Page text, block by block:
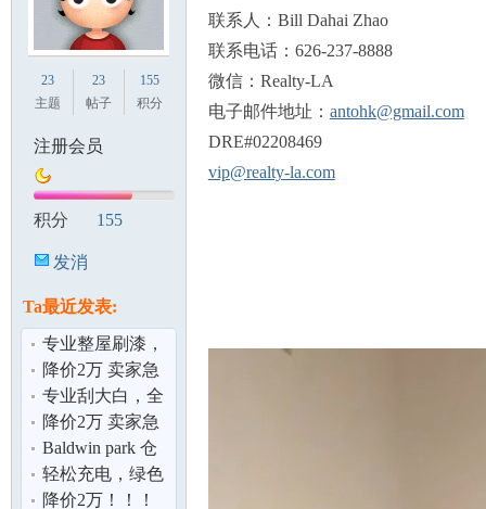
23
主题
23
帖子
155
积分
注册会员
积分 155
发消
Ta最近发表:
专业整屋刷漆，
为您打造完美家
居空间 ！
降价2万 卖家急
售2% 佣金！
专业刮大白，全
面呵护您的家居
环境！！
降价2万 卖家急
售2% 佣金！
Baldwin park 仓
库出租！
轻松充电，绿色
出行！
降价2万！！！
联系人：Bill Dahai Zhao
联系电话：626-237-8888
微信：Realty-LA
电子邮件地址： antohk@gmail.com
DRE#02208469
vip@realty-la.com